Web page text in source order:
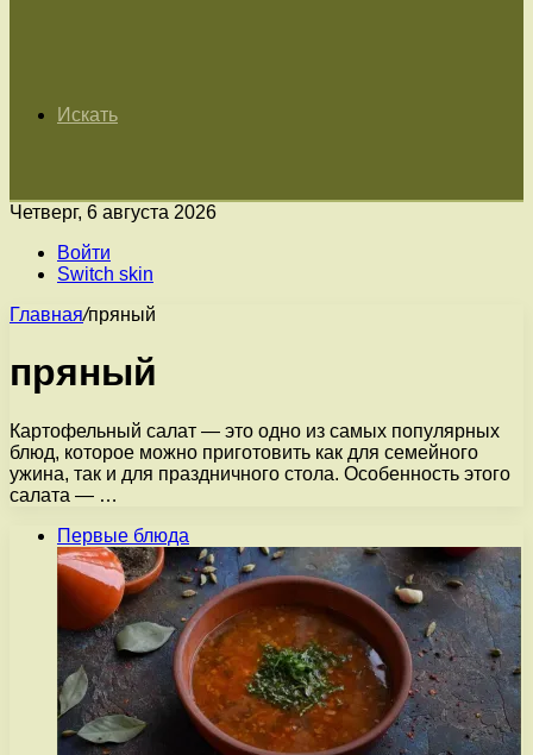
Искать
Четверг, 6 августа 2026
Войти
Switch skin
Главная/пряный
пряный
Картофельный салат — это одно из самых популярных
блюд, которое можно приготовить как для семейного
ужина, так и для праздничного стола. Особенность этого
салата — …
Первые блюда